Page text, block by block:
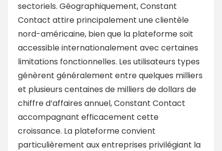
sectoriels. Géographiquement, Constant
Contact attire principalement une clientèle
nord-américaine, bien que la plateforme soit
accessible internationalement avec certaines
limitations fonctionnelles. Les utilisateurs types
génèrent généralement entre quelques milliers
et plusieurs centaines de milliers de dollars de
chiffre d’affaires annuel, Constant Contact
accompagnant efficacement cette
croissance. La plateforme convient
particulièrement aux entreprises privilégiant la